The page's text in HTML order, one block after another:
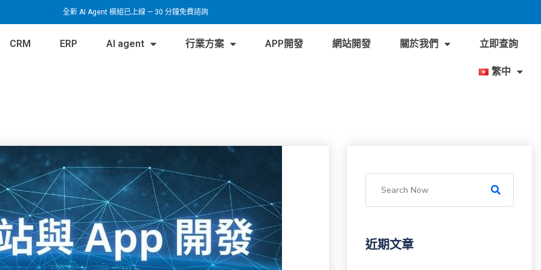
全新 AI Agent 模組已上線 — 30 分鐘免費諮詢
CRM ERP AI agent 行業方案 APP開發 網站開發 關於我們 立即查詢
繁中
近期文章